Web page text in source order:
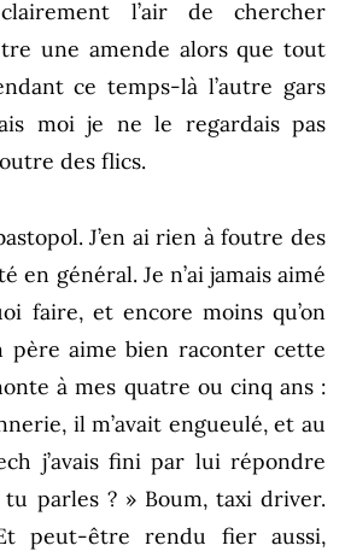
l’air de chercher
une amende alors que tout
ce temps-là l’autre gars
moi je ne le regardais pas
des flics.
J’en ai rien à foutre des
en général. Je n’ai jamais aimé
faire, et encore moins qu’on
père aime bien raconter cette
à mes quatre ou cinq ans :
il m’avait engueulé, et au
j’avais fini par lui répondre
tu parles ? » Boum, taxi driver.
peut-être rendu fier aussi,